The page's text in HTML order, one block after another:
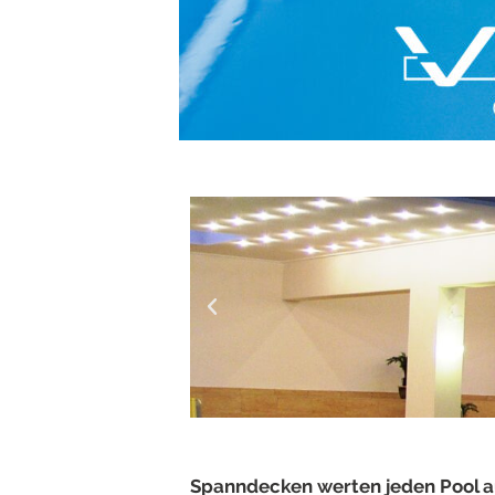
Spanndecken werten jeden Pool